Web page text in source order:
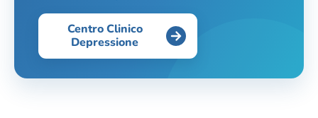
Centro Clinico
Depressione